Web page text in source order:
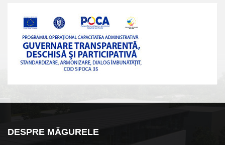
DESPRE MĂGURELE